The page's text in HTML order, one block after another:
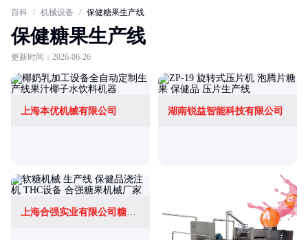
百科 / 机械设备 / 保健糖果生产线
保健糖果生产线
更新时间：2026-06-26
上海本优机械有限公司 湖南锐益智能科技有限公司